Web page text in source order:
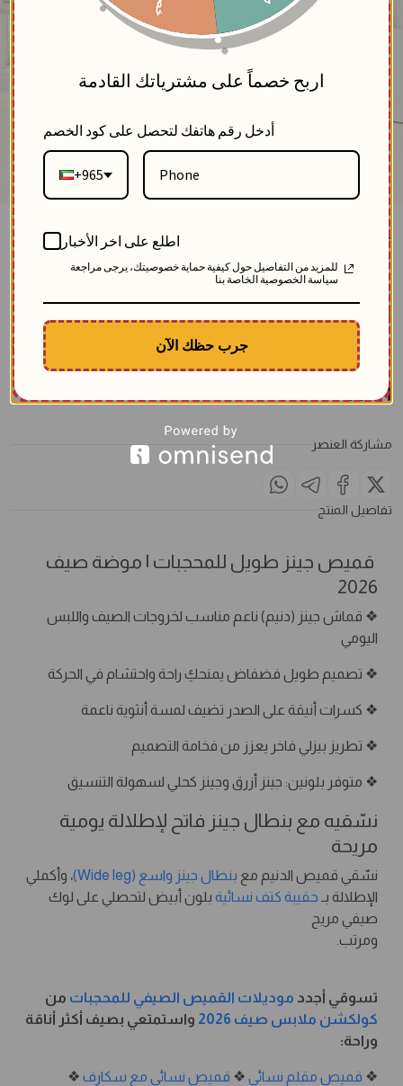
قميص طويل من الجينز-جينز ازرق-4
3
SKU: 12489-blue-jeans-4
الوصف
قميص جينز نسائي مصنوع من خام الدنيم الناعم يتميّز بقصّة طويلة محتشمة، مع كسرات
أنثوية على الصدر وتطريز بنقشة " بيزلي " عند الحواف يضيف لمسة فاخرة لإطلالة تجمع
بين الكاجوال والكلاسيكي.
80.21
$
مشاركة العنصر
تفاصيل المنتج
قميص جينز طويل للمحجبات | موضة صيف
2026
❖ قماش جينز (دنيم) ناعم مناسب لخروجات الصيف واللبس
اليومي
❖ تصميم طويل فضفاض يمنحكِ راحة واحتشام في الحركة
❖ كسرات أنيقة على الصدر تضيف لمسة أنثوية ناعمة
❖ تطريز بيزلي فاخر يعزز من فخامة التصميم
❖ متوفر بلونين: جينز أزرق وجينز كحلي لسهولة التنسيق
نسّقيه مع بنطال جينز فاتح لإطلالة يومية
مريحة
نسّقي قميص الدنيم مع بنطال جينز واسع (Wide leg)
، وأكملي
الإطلالة بـ حقيبة كتف نسائية بلون أبيض لتحصلي على لوك
صيفي مريح
ومرتب.
تسوقي أجدد موديلات القميص الصيفي للمحجبات من
كولكشن ملابس صيف 2026
واستمتعي بصيف أكثر أناقة
وراحة:
❖ قميص مقلم نسائي ❖ قميص نسائي مع سكارف ❖
اربح خصماً على مشترياتك القادمة
أدخل رقم هاتفك لتحصل على كود الخصم
+965
اطلع على اخر الأخبار
للمزيد من التفاصيل حول كيفية حماية خصوصيتك، يرجى مراجعة
سياسة الخصوصية الخاصة بنا
جرب حظك الآن